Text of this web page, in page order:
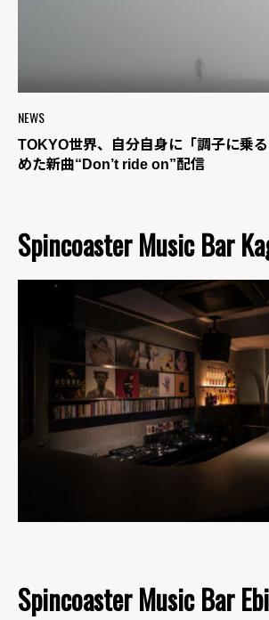
NEWS
TOKYO世界、自分自身に「調子に乗
めた新曲“Don’t ride on”配信
Spincoaster Music Bar
Spincoaster Music Bar